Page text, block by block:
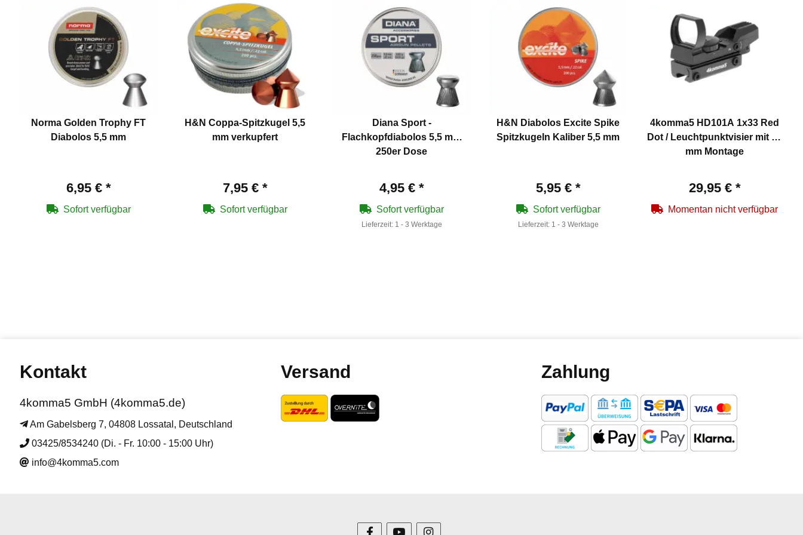
Norma Golden Trophy FT
Diabolos 5,5 mm
6,95 € *
Sofort verfügbar
H&N Coppa-Spitzkugel 5,5
mm verkupfert
7,95 € *
Sofort verfügbar
Diana Sport -
Flachkopfdiabolos 5,5 mm
250er Dose
4,95 € *
Sofort verfügbar
Lieferzeit: 1 - 3 Werktage
H&N Diabolos Excite Spike
Spitzkugeln Kaliber 5,5 mm
5,95 € *
Sofort verfügbar
Lieferzeit: 1 - 3 Werktage
4komma5 HD101A 1x33 Red
Dot / Leuchtpunktvisier mit 11
mm Montage
29,95 € *
Momentan nicht verfügbar
Kontakt
4komma5 GmbH (4komma5.de)
Am Gabelsberg 7, 04808 Lossatal, Deutschland
03425/8534240 (Di. - Fr. 10:00 - 15:00 Uhr)
info@4komma5.com
Versand Zahlung